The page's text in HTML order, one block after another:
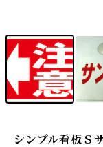
シンプル看板Ｓ